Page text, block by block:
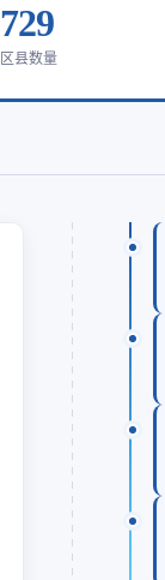
729
区县数量